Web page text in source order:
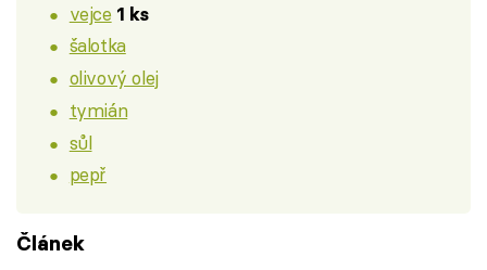
vejce 1 ks
šalotka
olivový olej
tymián
sůl
pepř
Článek